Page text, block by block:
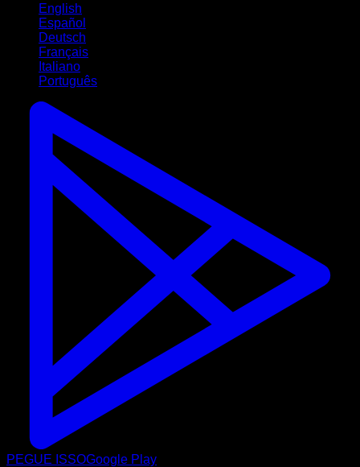
English
Español
Deutsch
Français
Italiano
Português
PEGUE ISSOGoogle Play